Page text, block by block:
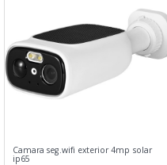
Camara seg.wifi exterior 4mp solar
ip65